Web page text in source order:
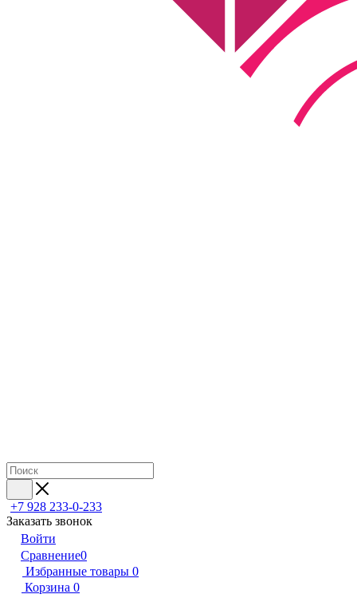
+7 928 233-0-233
Заказать звонок
Войти
Сравнение0
Избранные товары 0
Корзина 0